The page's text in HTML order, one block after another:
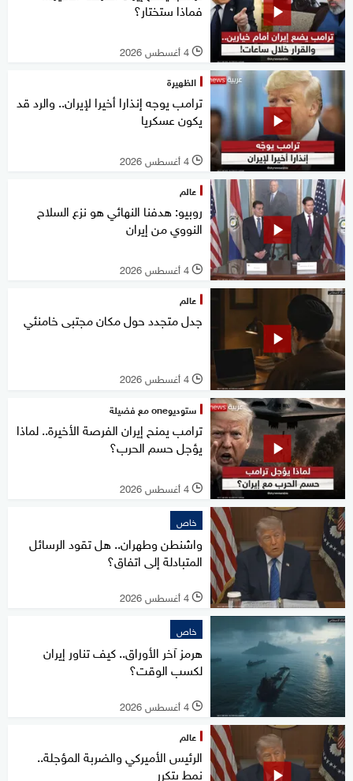
فماذا ستختار؟
l 4 أغسطس 2026
الظهيرة
ترامب يوجه إنذارا أخيرا لإيران.. والرد قد
يكون عسكريا
l 4 أغسطس 2026
عالم
روبيو: هدفنا النهائي هو نزع السلاح
النووي من إيران
l 4 أغسطس 2026
عالم
جدل متجدد حول مكان مجتبى خامنئي
l 4 أغسطس 2026
ستوديوone مع فضيلة
ترامب يمنح إيران الفرصة الأخيرة.. لماذا
يؤجل حسم الحرب؟
l 4 أغسطس 2026
خاص
واشنطن وطهران.. هل تقود الرسائل
المتبادلة إلى اتفاق؟
l 4 أغسطس 2026
خاص
هرمز آخر الأوراق.. كيف تناور إيران
لكسب الوقت؟
l 4 أغسطس 2026
عالم
الرئيس الأميركي والضربة المؤجلة..
نمط يتكرر